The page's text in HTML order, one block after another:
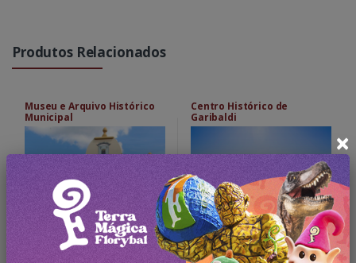
Produtos Relacionados
Museu e Arquivo Histórico
Municipal
Saiba Mais
Centro Histórico de
Garibaldi
Saiba Mais
×